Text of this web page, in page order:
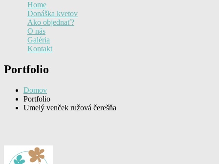
Home
Donáška kvetov
Ako objednať?
O nás
Galéria
Kontakt
Portfolio
Domov
Portfolio
Umelý venček ružová čerešňa